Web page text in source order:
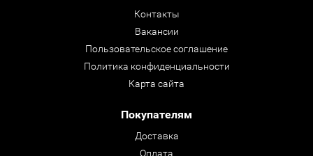
Контакты
Вакансии
Пользовательское соглашение
Политика конфиденциальности
Карта сайта
Покупателям
Доставка
Оплата